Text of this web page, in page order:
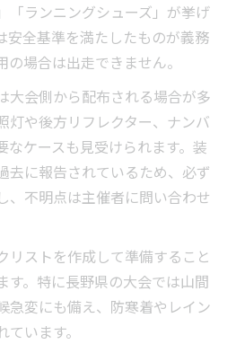
「ランニングシューズ」が挙げ
安全基準を満たしたものが義務
場合は出走できません。
大会側から配布される場合が多
灯や後方リフレクター、ナンバ
なケースも見受けられます。装
去に報告されているため、必ず
、不明点は主催者に問い合わせ
リストを作成して準備すること
す。特に長野県の大会では山間
急変にも備え、防寒着やレイン
います。